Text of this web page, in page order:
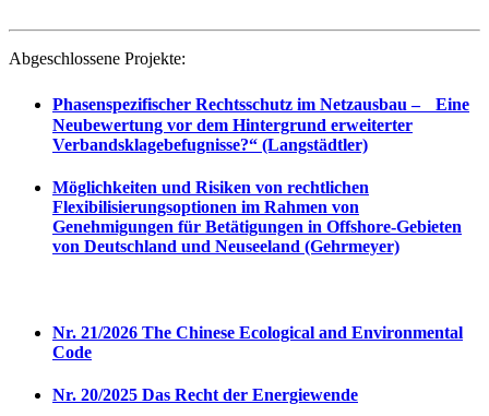
Abgeschlossene Projekte:
Phasenspezifischer Rechtsschutz im Netzausbau – Eine
Neubewertung vor dem Hintergrund erweiterter
Verbandsklagebefugnisse?“ (Langstädtler)
Möglichkeiten und Risiken von rechtlichen
Flexibilisierungsoptionen im Rahmen von
Genehmigungen für Betätigungen in Offshore-Gebieten
von Deutschland und Neuseeland (Gehrmeyer)
Nr. 21/2026 The Chinese Ecological and Environmental
Code
Nr. 20/2025 Das Recht der Energiewende